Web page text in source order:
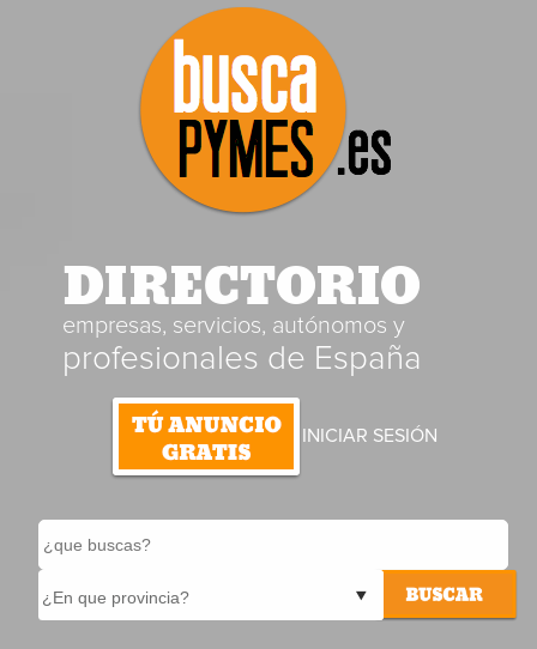
DIRECTORIO
empresas, servicios, autónomos y
profesionales de España
INICIAR SESIÓN